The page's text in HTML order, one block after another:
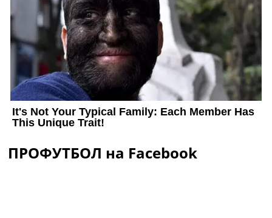
ПРОФУТБОЛ на Facebook